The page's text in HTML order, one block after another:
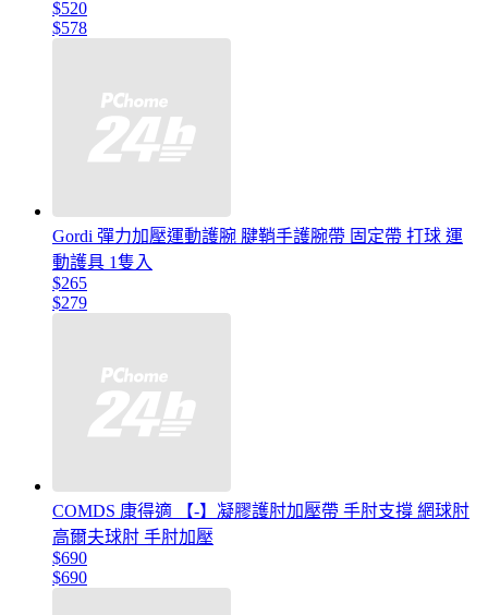
$520
$578
Gordi 彈力加壓運動護腕 腱鞘手護腕帶 固定帶 打球 運
動護具 1隻入
$265
$279
COMDS 康得適 【-】凝膠護肘加壓帶 手肘支撐 網球肘
高爾夫球肘 手肘加壓
$690
$690